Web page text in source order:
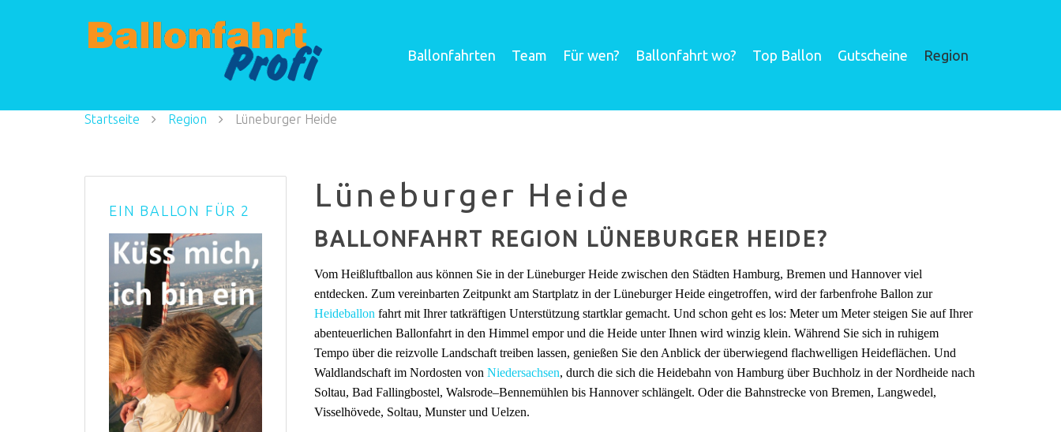
Ballonfahrten Team Für wen? Ballonfahrt wo? Top Ballon Gutscheine Region
Startseite Region Lüneburger Heide
Lüneburger Heide
BALLONFAHRT REGION LÜNEBURGER HEIDE?
Vom Heißluftballon aus können Sie in der Lüneburger Heide zwischen den Städten Hamburg, Bremen und Hannover viel
entdecken. Zum vereinbarten Zeitpunkt am Startplatz in der Lüneburger Heide eingetroffen, wird der farbenfrohe Ballon zur
Heideballon fahrt mit Ihrer tatkräftigen Unterstützung startklar gemacht. Und schon geht es los: Meter um Meter steigen Sie auf Ihrer
abenteuerlichen Ballonfahrt in den Himmel empor und die Heide unter Ihnen wird winzig klein. Während Sie sich in ruhigem
Tempo über die reizvolle Landschaft treiben lassen, genießen Sie den Anblick der überwiegend flachwelligen Heideflächen. Und
Waldlandschaft im Nordosten vonNiedersachsen, durch die sich die Heidebahn von Hamburg über Buchholz in der Nordheide nach
Soltau, Bad Fallingbostel, Walsrode–Bennemühlen bis Hannover schlängelt. Oder die Bahnstrecke von Bremen, Langwedel,
Visselhövede, Soltau, Munster und Uelzen.
EIN BALLON FÜR 2